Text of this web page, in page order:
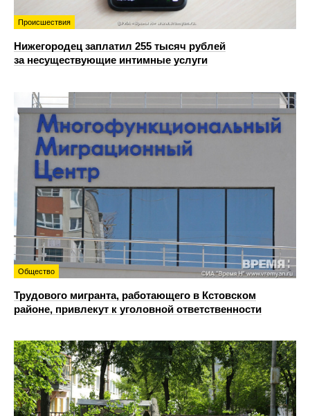
Происшествия
Нижегородец заплатил 255 тысяч рублей
за несуществующие интимные услуги
Общество
Трудового мигранта, работающего в Кстовском
районе, привлекут к уголовной ответственности